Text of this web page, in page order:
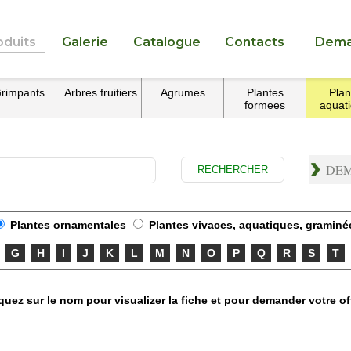
Galerie Catalogue Contacts
Arbres fruitiers Agrumes
Plantes
formees
Plantes ornamentales Plantes vivaces, aquatiques,
G H I J K L M N O P Q R S T
sur le nom pour visualizer la fiche et pour demander votre